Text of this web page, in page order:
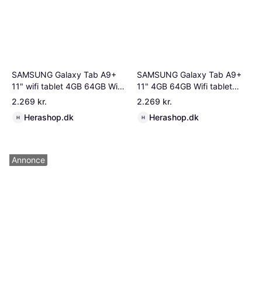
SAMSUNG Galaxy Tab A9+
11" wifi tablet 4GB 64GB Wifi
Sølv prisbilligt alternativ til
2.269 kr.
H Herashop.dk
SAMSUNG Galaxy Tab A9+
11" 4GB 64GB Wifi tablet
navy blå prisbilligt alternativ
2.269 kr.
H Herashop.dk
Annonce